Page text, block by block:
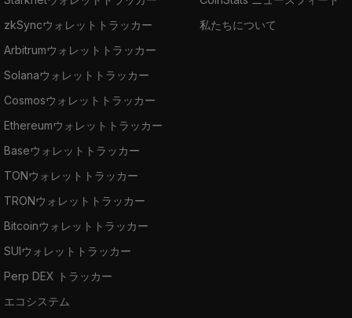
zkSyncウォレットトラッカー
Arbitrumウォレットトラッカー
Solanaウォレットトラッカー
Cosmosウォレットトラッカー
Ethereumウォレットトラッカー
Baseウォレットトラッカー
TONウォレットトラッカー
TRONウォレットトラッカー
Bitcoinウォレットトラッカー
SUIウォレットトラッカー
Perp DEX トラッカー
エコシステム
私たちについて